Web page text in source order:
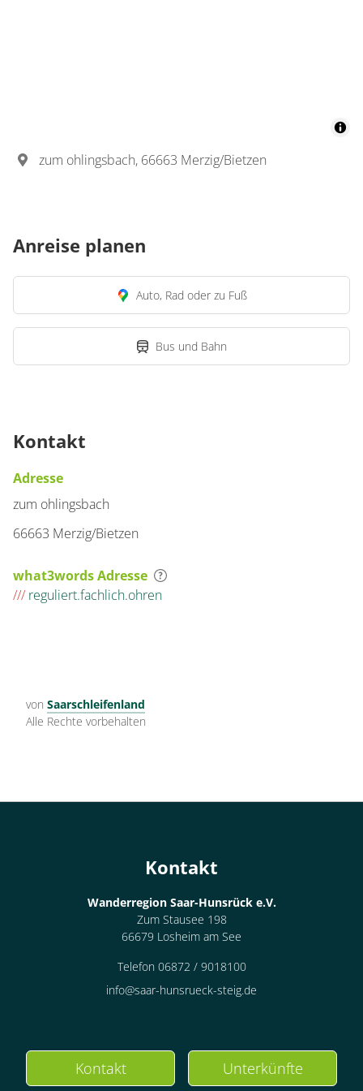
zum ohlingsbach, 66663 Merzig/Bietzen
Anreise planen
Auto, Rad oder zu Fuß
Bus und Bahn
Kontakt
Adresse
zum ohlingsbach
66663 Merzig/Bietzen
what3words Adresse
/// reguliert.fachlich.ohren
von Saarschleifenland
Alle Rechte vorbehalten
Kontakt
Wanderregion Saar-Hunsrück e.V.
Zum Stausee 198
66679 Losheim am See
Telefon 06872 / 9018100
info@saar-hunsrueck-steig.de
Kontakt Unterkünfte